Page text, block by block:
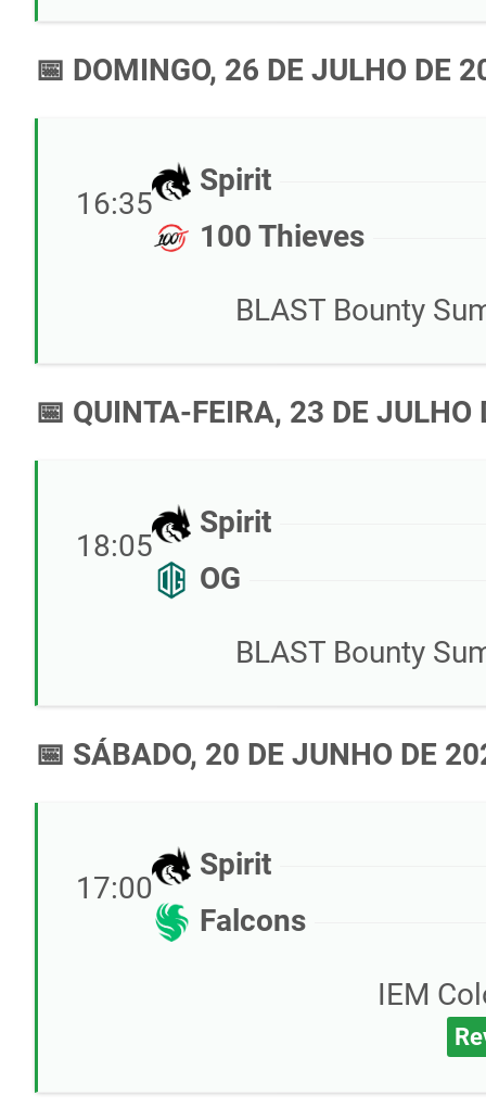
📅 DOMINGO, 26 DE JULHO DE
16:35
Spirit
100 Thieves
BLAST Bounty
📅 QUINTA-FEIRA, 23 DE JULHO
18:05
Spirit
OG
BLAST Bounty
📅 SÁBADO, 20 DE JUNHO DE
17:00
Spirit
Falcons
IEM